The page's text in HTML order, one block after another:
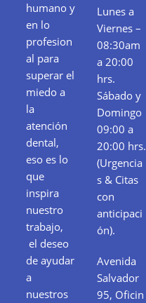
humano y
en lo
profesion
al para
superar el
miedo a
la
atención
dental,
eso es lo
que
inspira
nuestro
trabajo,
el deseo
de ayudar
a
nuestros
Lunes a
Viernes –
08:30am
a 20:00
hrs.
Sábado y
Domingo
09:00 a
20:00 hrs.
(Urgencia
s & Citas
con
anticipaci
ón).
Avenida
Salvador
95, Oficin